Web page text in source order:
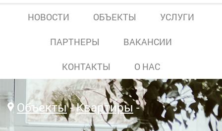
НОВОСТИ ОБЪЕКТЫ УСЛУГИ
ПАРТНЕРЫ ВАКАНСИИ
КОНТАКТЫ О НАС
Объекты Квартиры